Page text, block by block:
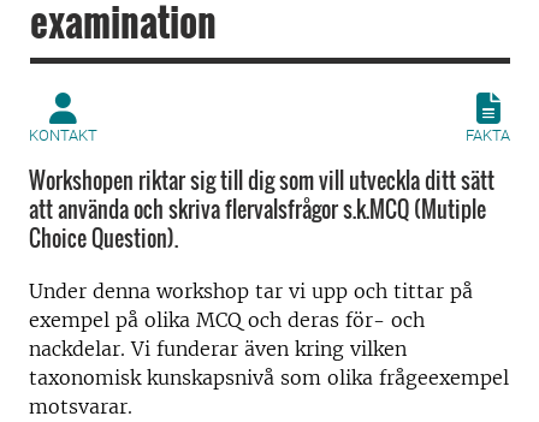
examination
KONTAKT FAKTA
Workshopen riktar sig till dig som vill utveckla ditt sätt
att använda och skriva flervalsfrågor s.k.MCQ (Mutiple
Choice Question).
Under denna workshop tar vi upp och tittar på
exempel på olika MCQ och deras för- och
nackdelar. Vi funderar även kring vilken
taxonomisk kunskapsnivå som olika frågeexempel
motsvarar.